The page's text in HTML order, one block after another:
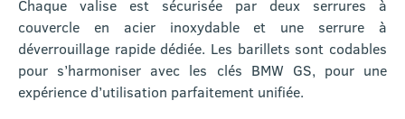
Chaque valise est sécurisée par deux serrures à
couvercle en acier inoxydable et une serrure à
déverrouillage rapide dédiée. Les barillets sont codables
pour s’harmoniser avec les clés BMW GS, pour une
expérience d’utilisation parfaitement unifiée.